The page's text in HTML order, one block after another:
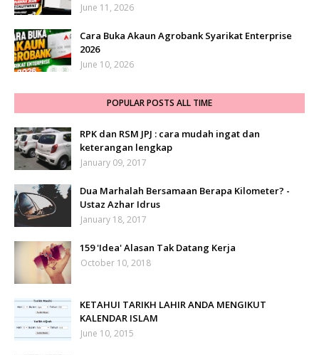
June 11, 2026
Cara Buka Akaun Agrobank Syarikat Enterprise
2026
June 10, 2026
POPULAR POSTS ALL TIME
RPK dan RSM JPJ : cara mudah ingat dan
keterangan lengkap
January 09, 2017
Dua Marhalah Bersamaan Berapa Kilometer? -
Ustaz Azhar Idrus
January 18, 2017
159 'Idea' Alasan Tak Datang Kerja
October 10, 2018
KETAHUI TARIKH LAHIR ANDA MENGIKUT
KALENDAR ISLAM
June 10, 2015